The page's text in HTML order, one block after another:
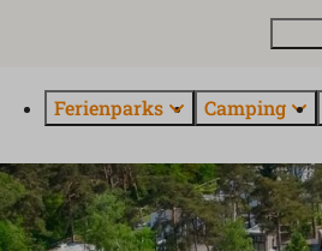
Ferienparks Camping